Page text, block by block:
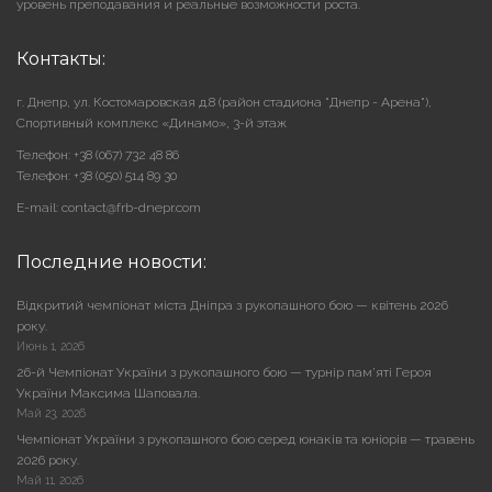
уровень преподавания и реальные возможности роста.
Контакты:
г. Днепр, ул. Костомаровская д.8 (район стадиона "Днепр - Арена"),
Cпортивный комплекс «Динамо», 3-й этаж
Телефон: +38 (067) 732 48 86
Телефон: +38 (050) 514 89 30
E-mail: contact@frb-dnepr.com
Последние новости:
Відкритий чемпіонат міста Дніпра з рукопашного бою — квітень 2026
року.
Июнь 1, 2026
26-й Чемпіонат України з рукопашного бою — турнір пам’яті Героя
України Максима Шаповала.
Май 23, 2026
Чемпіонат України з рукопашного бою серед юнаків та юніорів — травень
2026 року.
Май 11, 2026